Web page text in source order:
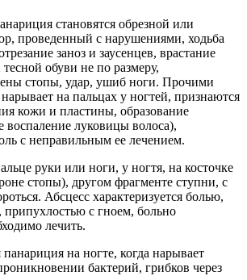
становятся обрезной или
проведенный с нарушениями, ходьба
заноз и заусенцев, врастание
обуви не по размеру,
стопы, удар, ушиб ноги. Прочими
на пальцах у ногтей, признаются
кожи и пластины, образование
воспаление луковицы волоса),
с неправильным ее лечением.
руки или ноги, у ногтя, на косточке
стопы), другом фрагменте ступни, с
Абсцесс характеризуется болью,
припухлостью с гноем, больно
лечить.
на ногте, когда нарывает
бактерий, грибков через